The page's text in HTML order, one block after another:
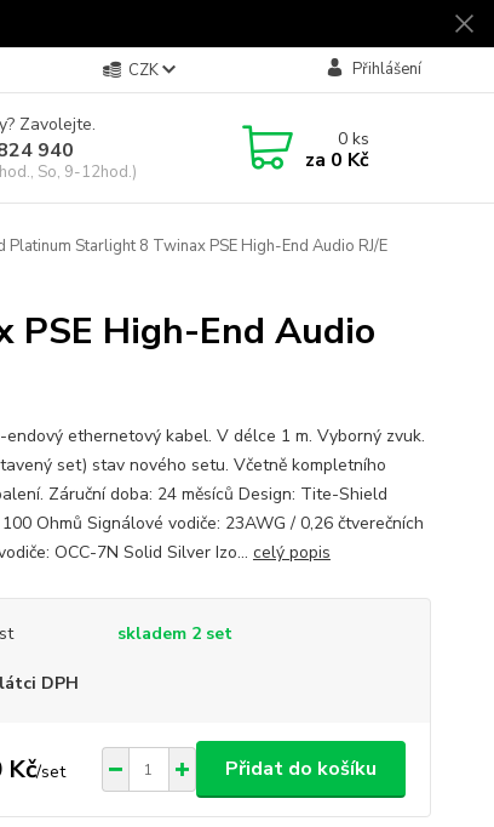
CZK Přihlášení
Zavolejte.
940
So, 9-12hod.)
0ks
za 0 Kč
Starlight 8 Twinax PSE High-End Audio RJ/E
High-End Audio
ethernetový kabel. V délce 1 m. Vyborný zvuk.
set) stav nového setu. Včetně kompletního
Záruční doba: 24 měsíců Design: Tite-Shield
Ohmů Signálové vodiče: 23AWG / 0,26 čtverečních
OCC-7N Solid Silver Izo... celý popis
skladem 2 set
DPH
Kč/set Přidat do košíku